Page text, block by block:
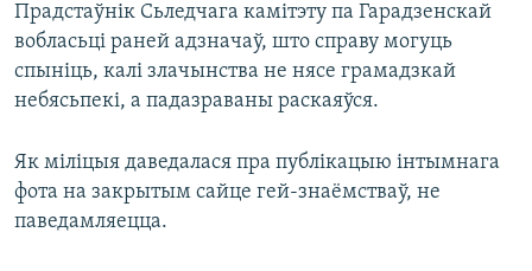
Прадстаўнік Сьледчага камітэту па Гарадзенскай
вобласьці раней адзначаў, што справу могуць
спыніць, калі злачынства не нясе грамадзкай
небясьпекі, а падазраваны раскаяўся.
Як міліцыя даведалася пра публікацыю інтымнага
фота на закрытым сайце гей-знаёмстваў, не
паведамляецца.